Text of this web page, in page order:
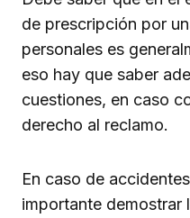
de prescripción por
personales es
eso hay que saber
cuestiones, en caso
derecho al reclamo.
En caso de
importante demostrar